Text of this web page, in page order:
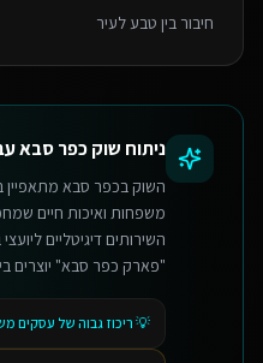
חיבור בין טבע לעיר
ניתוח שוקכפר סבא
השוק בכפר סבא מתאפיין
משפחות ואיכות חיים
השירותים דיגיטליים
"פארק כפר סבא" יוצרים
💡 ריכוז גבוה של עסקים